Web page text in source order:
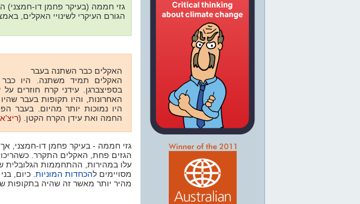
גזי חממה (בעיקר פחמן דו-חמצני)
הגורם העיקרי לשינויי האקלים,
האקלים כבר השתנה בעבר
האקלים תמיד משתנה. היו כבר
האחרונות, והיו תקופות בעבר
היו נמוכות יותר מהיום. בעבר
החמה ואת עידן הקרח הקטן. (
גזי חממה - בעיקר פחמן דו-חמצני, אך
הגזים פחת, האקלים התקרר.
עלו במהירות, ההתחממות הגלובלית
מסויימים להכחדות המוניות . כיום,
מהיר יותר מאשר זה שהיה בתקופות